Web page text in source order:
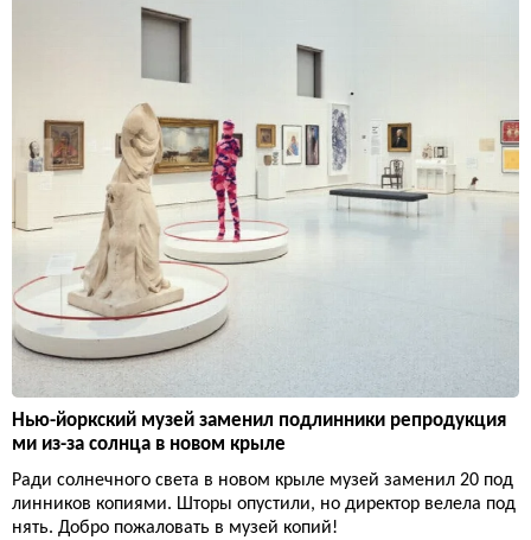
Нью-йоркский музей заменил подлинники репродукция
ми из-за солнца в новом крыле
Ради солнечного света в новом крыле музей заменил 20 под
линников копиями. Шторы опустили, но директор велела под
нять. Добро пожаловать в музей копий!